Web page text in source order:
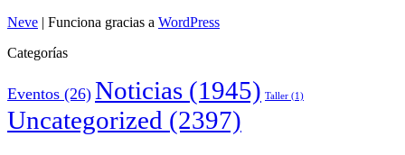
Neve | Funciona gracias a WordPress
Categorías
Eventos (26) Noticias (1945) Taller (1)
Uncategorized (2397)